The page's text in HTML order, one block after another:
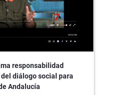
responsabilidad
diálogo social para
Andalucía